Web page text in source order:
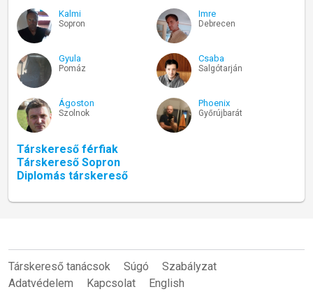
Kalmi
Sopron
Imre
Debrecen
Gyula
Pomáz
Csaba
Salgótarján
Ágoston
Szolnok
Phoenix
Győrújbarát
Társkereső férfiak
Társkereső Sopron
Diplomás társkereső
Társkereső tanácsok Súgó
Szabályzat
Adatvédelem
Kapcsolat English